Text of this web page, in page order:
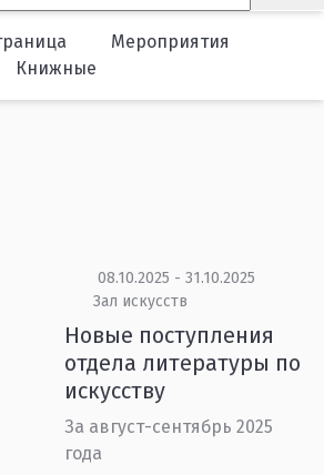
Мероприятия
Книжные
08.10.2025 - 31.10.2025
Зал искусств
Новые поступления
отдела литературы по
искусству
За август-сентябрь 2025
года